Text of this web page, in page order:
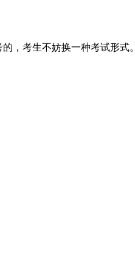
，考生不妨换一种考试形式。